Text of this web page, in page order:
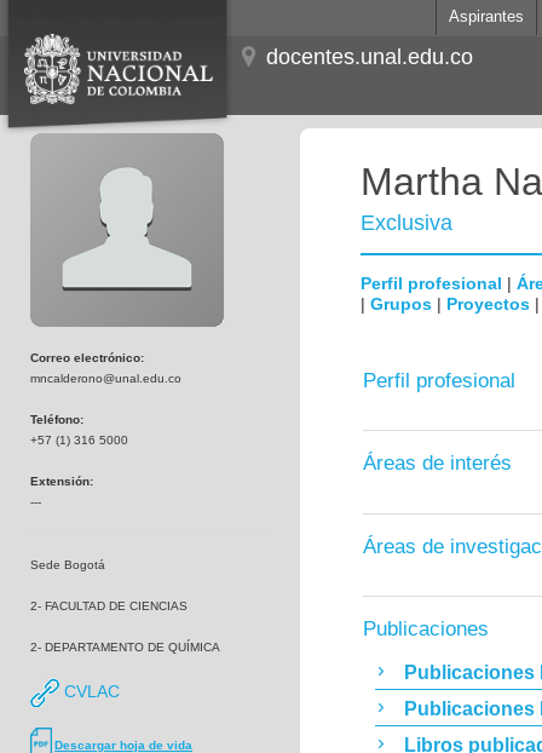
Aspirantes
docentes.unal.edu.co
Correo electrónico:
mncalderono@unal.edu.co
Teléfono:
+57 (1) 316 5000
Extensión:
---
Sede Bogotá
2- FACULTAD DE CIENCIAS
2- DEPARTAMENTO DE QUÍMICA
CVLAC
Descargar hoja de vida
Martha
Exclusiva
Perfil profesional |
| Grupos | Proyectos
Perfil profesional
Áreas de interés
Áreas de
Publicaciones
Publicaciones
Publicaciones
Libros